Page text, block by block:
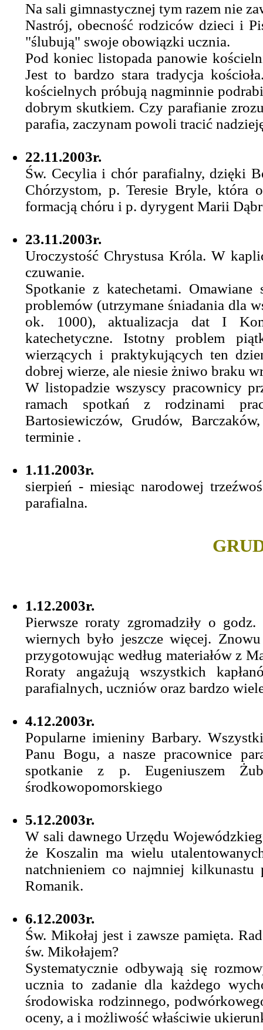
Na sali gimnastycznej tym razem nie
Nastrój, obecność rodziców dzieci i
"ślubują" swoje obowiązki ucznia.
Pod koniec listopada panowie
Jest to bardzo stara tradycja
kościelnych próbują nagminnie
dobrym skutkiem. Czy parafianie
parafia, zaczynam powoli tracić
22.11.2003r.
Św. Cecylia i chór parafialny, dzięki
Chórzystom, p. Teresie Bryle, która
formacją chóru i p. dyrygent Marii
23.11.2003r.
Uroczystość Chrystusa Króla. W
czuwanie.
Spotkanie z katechetami.
problemów (utrzymane śniadania dla
ok. 1000), aktualizacja dat I
katechetyczne. Istotny problem
wierzących i praktykujących ten
dobrej wierze, ale niesie żniwo braku
W listopadzie wszyscy pracownicy
ramach spotkań z rodzinami
Bartosiewiczów, Grudów,
terminie .
1.11.2003r.
sierpień - miesiąc narodowej
parafialna.
1.12.2003r.
Pierwsze roraty zgromadziły o
wiernych było jeszcze więcej.
przygotowując według materiałów z
Roraty angażują wszystkich
parafialnych, uczniów oraz bardzo
4.12.2003r.
Popularne imieniny Barbary.
Panu Bogu, a nasze pracownice
spotkanie z p. Eugeniuszem
środkowopomorskiego
5.12.2003r.
W sali dawnego Urzędu
że Koszalin ma wielu
natchnieniem co najmniej
Romanik.
6.12.2003r.
Św. Mikołaj jest i zawsze pamięta.
św. Mikołajem?
Systematycznie odbywają się
ucznia to zadanie dla każdego
środowiska rodzinnego,
oceny, a i możliwość właściwie